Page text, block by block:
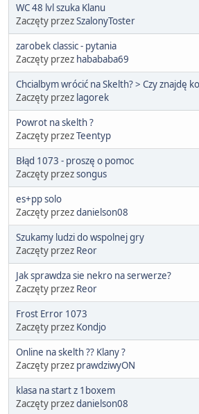
WC 48 lvl szuka Klanu
Zaczęty przezSzalonyToster
zarobek classic - pytania
Zaczęty przez habababa69
Chcialbym wrócić na Skelth? > Czy znajdę
Zaczęty przez lagorek
Powrot na skelth ?
Zaczęty przezTeentyp
Błąd 1073 - proszę o pomoc
Zaczęty przezsongus
es+pp solo
Zaczęty przezdanielson08
Szukamy ludzi do wspolnej gry
Zaczęty przez Reor
Jak sprawdza sie nekro na serwerze?
Zaczęty przez Reor
Frost Error 1073
Zaczęty przez Kondjo
Online na skelth ?? Klany ?
Zaczęty przez prawdziwyON
klasa na start z 1boxem
Zaczęty przezdanielson08